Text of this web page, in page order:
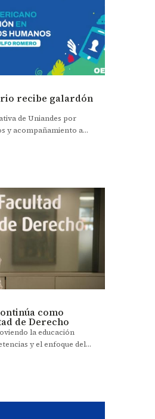
recibe galardón
de Uniandes por
y acompañamiento a
como
de Derecho
la educación
y el enfoque del